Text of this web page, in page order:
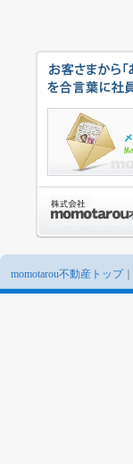
momotarou不動産トップ｜